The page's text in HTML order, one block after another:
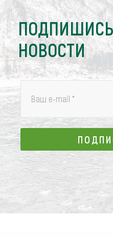
НОВОСТИ
Ваш e-mail *